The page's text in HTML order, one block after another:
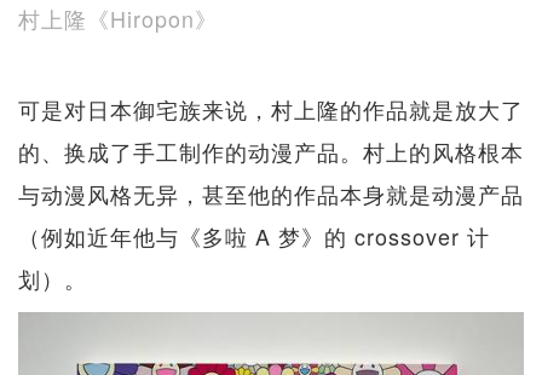
村上隆《Hiropon》
可是对日本御宅族来说，村上隆的作品就是放大了
的、换成了手工制作的动漫产品。村上的风格根本
与动漫风格无异，甚至他的作品本身就是动漫产品
（例如近年他与《多啦 A 梦》的 crossover 计
划）。